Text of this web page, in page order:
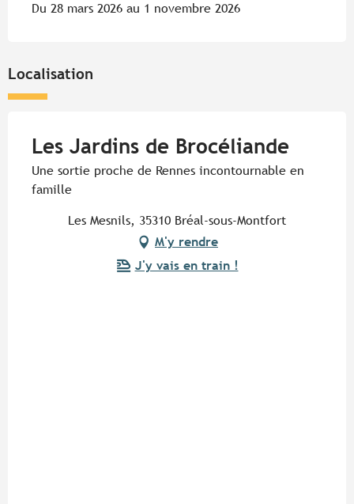
Du 28 mars 2026 au 1 novembre 2026
Localisation
Les Jardins de Brocéliande
Une sortie proche de Rennes incontournable en
famille
Les Mesnils, 35310 Bréal-sous-Montfort
M'y rendre
J'y vais en train !